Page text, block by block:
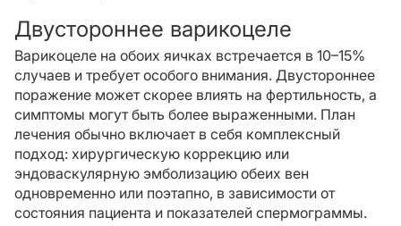
Двустороннее варикоцеле
Варикоцеле на обоих яичках встречается в 10–15%
случаев и требует особого внимания. Двустороннее
поражение может скорее влиять на фертильность, а
симптомы могут быть более выраженными. План
лечения обычно включает в себя комплексный
подход: хирургическую коррекцию или
эндоваскулярную эмболизацию обеих вен
одновременно или поэтапно, в зависимости от
состояния пациента и показателей спермограммы.